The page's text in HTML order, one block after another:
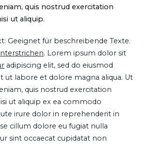
quis nostrud exercitation
ut aliquip.
Geeignet für beschreibende Texte.
. Lorem ipsum dolor sit
adipiscing elit, sed do eiusmod
ut labore et dolore magna aliqua. Ut
quis nostrud exercitation
ut aliquip ex ea commodo
irure dolor in reprehenderit in
cillum dolore eu fugiat nulla
sint occaecat cupidatat non